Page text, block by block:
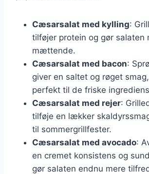
Cæsarsalat med kylling:
tilføjer protein og gør salaten
mættende.
Cæsarsalat med bacon:
giver en saltet og røget
perfekt til de friske
Cæsarsalat med rejer:
tilføje en lækker
til sommergrillfester.
Cæsarsalat med avocado:
en cremet konsistens og
gør salaten endnu mere